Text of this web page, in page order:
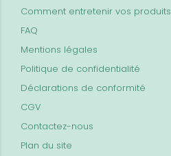
Comment entretenir vos produits
FAQ
Mentions légales
Politique de confidentialité
Déclarations de conformité
CGV
Contactez-nous
Plan du site